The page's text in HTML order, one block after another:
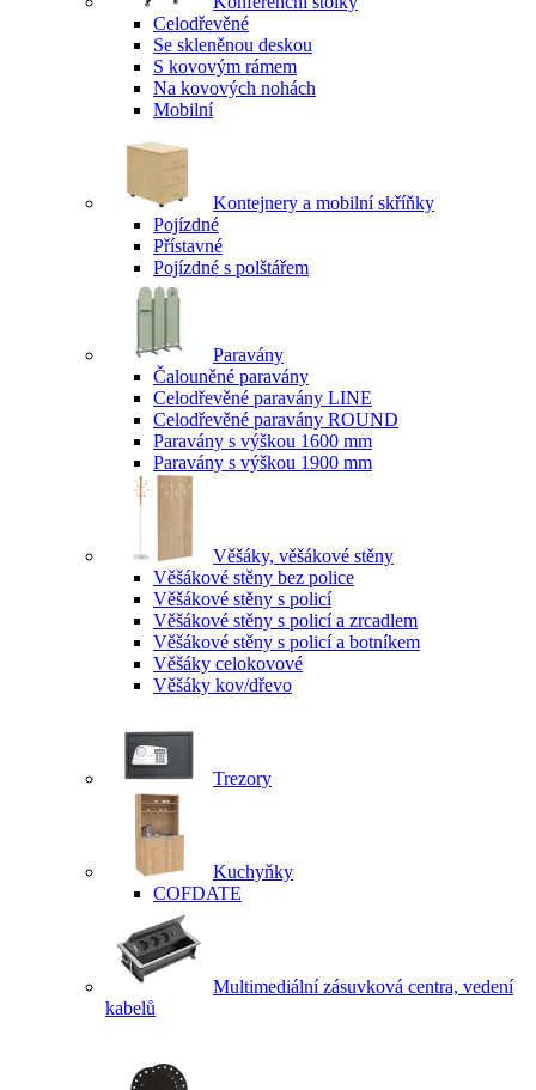
Celodřevěné
Se skleněnou deskou
S kovovým rámem
Na kovových nohách
Mobilní
Kontejnery a mobilní skříňky
Pojízdné
Přístavné
Pojízdné s polštářem
Paravány
Čalouněné paravány
Celodřevěné paravány LINE
Celodřevěné paravány ROUND
Paravány s výškou 1600 mm
Paravány s výškou 1900 mm
Věšáky, věšákové stěny
Věšákové stěny bez police
Věšákové stěny s policí
Věšákové stěny s policí a zrcadlem
Věšákové stěny s policí a botníkem
Věšáky celokovové
Věšáky kov/dřevo
Trezory
Kuchyňky
COFDATE
Multimediální zásuvková centra, vedení
kabelů